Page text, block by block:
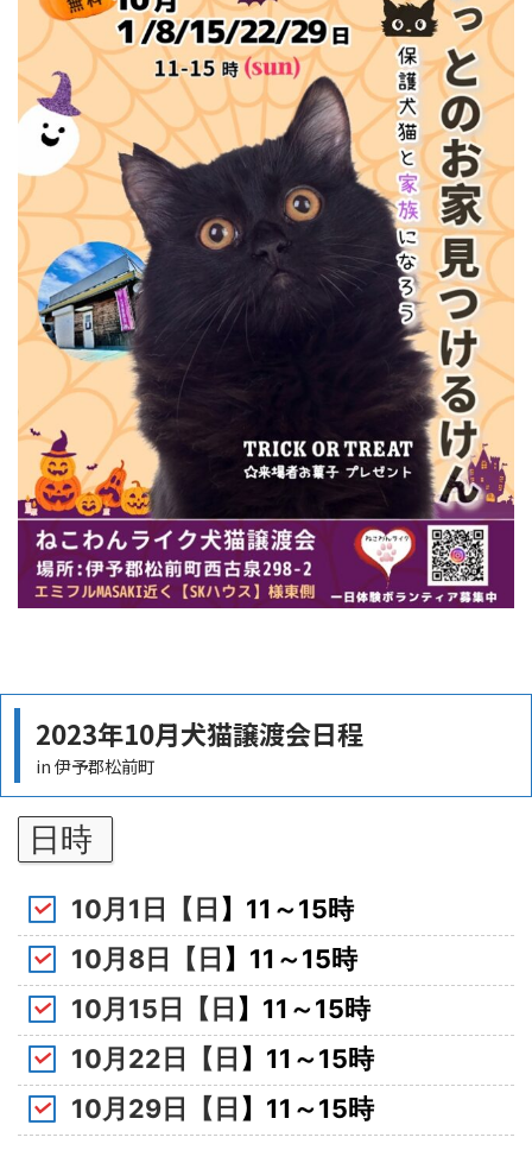
2023年10月犬猫譲渡会日程
in 伊予郡松前町
日時
10月1 日【日 】11～15時
10月8日【日 】11～15時
10月15日【日 】11～15時
10月22日【日 】11～15時
10月29日【日 】11～15時